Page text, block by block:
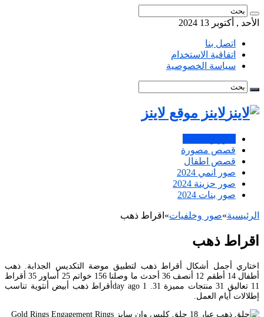
الأحد , أكتوبر 13 2024
اتصل بنا
اتفاقية الاستخدام
سياسة الخصوصية
لاينز موقع لاينز
قصص مصورة
قصص اطفال
صور انمي 2024
صور حزينة 2024
صور بنات 2024
الرئيسية»صور وخلفيات» اقراط ذهب
اقراط ذهب
اختاري أجمل أشكال أقراط ذهب لتطبيق موضة التكديس الجذابة. ذهب
أطفال 14 أطقم 12 أنصف 36 أحدث ما وصلنا 156 خواتم 25 أساور 35 أقراط
11 تعاليق 31 منتجات مميزة 31. 1 day agoأقراط ذهب أبيض أنثوية تناسب
إطلالات أيام العمل.